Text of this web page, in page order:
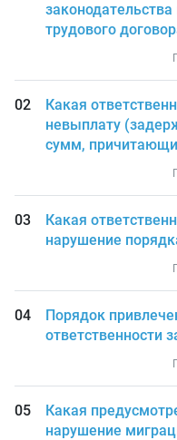
трудового
Какая
невыплату
сумм,
Какая
нарушение
Порядок
ответственности
Какая
нарушение